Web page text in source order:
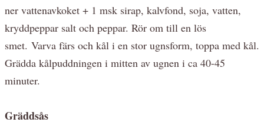
ner vattenavkoket + 1 msk sirap, kalvfond, soja, vatten,
kryddpeppar salt och peppar. Rör om till en lös
smet. Varva färs och kål i en stor ugnsform, toppa med kål.
Grädda kålpuddningen i mitten av ugnen i ca 40-45
minuter.
Gräddsås